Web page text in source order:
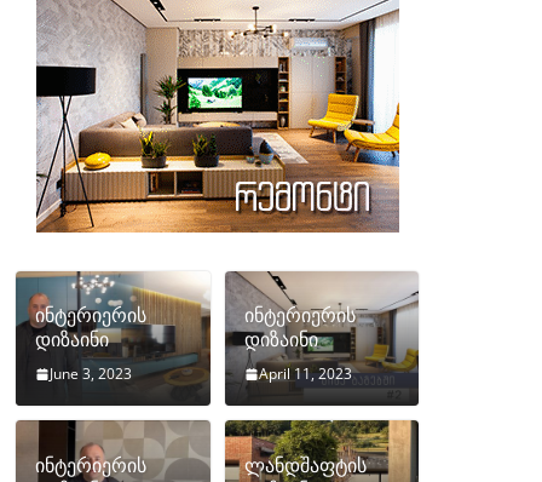
ინტერიერის
დიზაინი
June 3, 2023
ინტერიერის
დიზაინი
April 11, 2023
ინტერიერის
ლანდშაფტის